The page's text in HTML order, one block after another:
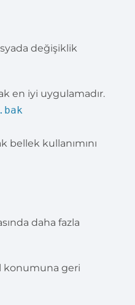
değişiklik
en iyi uygulamadır.
bellek kullanımını
daha fazla
konumuna geri